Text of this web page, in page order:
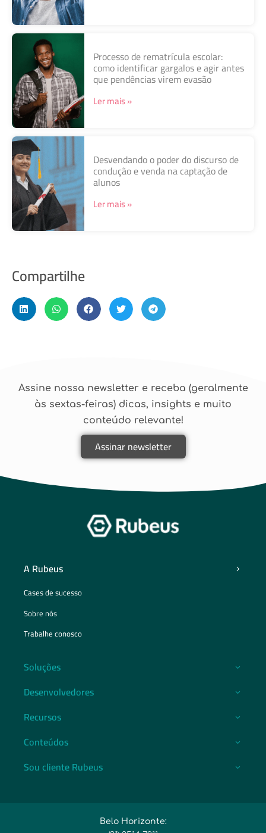
Processo de rematrícula escolar:
como identificar gargalos e agir antes
que pendências virem evasão
Ler mais »
Desvendando o poder do discurso de
condução e venda na captação de
alunos
Ler mais »
Compartilhe
Assine nossa newsletter e receba (geralmente
às sextas-feiras) dicas, insights e muito
conteúdo relevante!
Assinar newsletter
A Rubeus
Cases de sucesso
Sobre nós
Trabalhe conosco
Soluções
Desenvolvedores
Recursos
Conteúdos
Sou cliente Rubeus
Belo Horizonte: